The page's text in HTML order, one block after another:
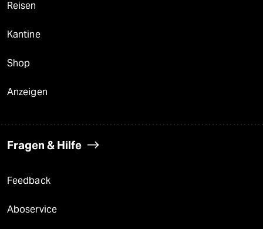
Reisen
Kantine
Shop
Anzeigen
Fragen & Hilfe
Feedback
Aboservice